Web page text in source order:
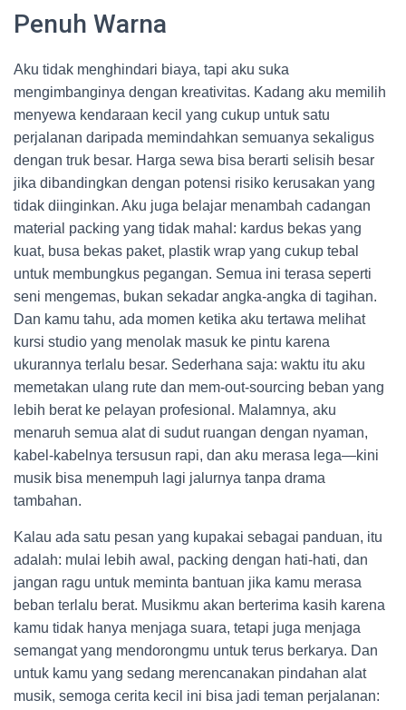
Penuh Warna
Aku tidak menghindari biaya, tapi aku suka
mengimbanginya dengan kreativitas. Kadang aku memilih
menyewa kendaraan kecil yang cukup untuk satu
perjalanan daripada memindahkan semuanya sekaligus
dengan truk besar. Harga sewa bisa berarti selisih besar
jika dibandingkan dengan potensi risiko kerusakan yang
tidak diinginkan. Aku juga belajar menambah cadangan
material packing yang tidak mahal: kardus bekas yang
kuat, busa bekas paket, plastik wrap yang cukup tebal
untuk membungkus pegangan. Semua ini terasa seperti
seni mengemas, bukan sekadar angka-angka di tagihan.
Dan kamu tahu, ada momen ketika aku tertawa melihat
kursi studio yang menolak masuk ke pintu karena
ukurannya terlalu besar. Sederhana saja: waktu itu aku
memetakan ulang rute dan mem-out-sourcing beban yang
lebih berat ke pelayan profesional. Malamnya, aku
menaruh semua alat di sudut ruangan dengan nyaman,
kabel-kabelnya tersusun rapi, dan aku merasa lega—kini
musik bisa menempuh lagi jalurnya tanpa drama
tambahan.
Kalau ada satu pesan yang kupakai sebagai panduan, itu
adalah: mulai lebih awal, packing dengan hati-hati, dan
jangan ragu untuk meminta bantuan jika kamu merasa
beban terlalu berat. Musikmu akan berterima kasih karena
kamu tidak hanya menjaga suara, tetapi juga menjaga
semangat yang mendorongmu untuk terus berkarya. Dan
untuk kamu yang sedang merencanakan pindahan alat
musik, semoga cerita kecil ini bisa jadi teman perjalanan: